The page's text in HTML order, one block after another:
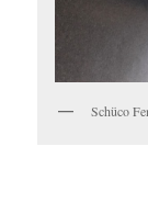
Schüco